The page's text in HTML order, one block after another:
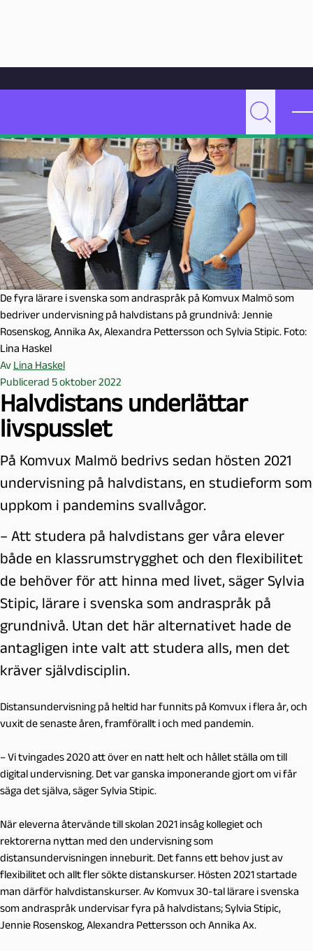
Hoppa till innehåll
e
a
g
o
g
M
a
l
m
ö
Sök
De fyra lärare i svenska som andraspråk på Komvux Malmö som
bedriver undervisning på halvdistans på grundnivå: Jennie
Rosenskog, Annika Ax, Alexandra Pettersson och Sylvia Stipic. Foto:
Lina Haskel
Av Lina Haskel
Publicerad 5 oktober 2022
Halvdistans underlättar
livspusslet
På Komvux Malmö bedrivs sedan hösten 2021
undervisning på halvdistans, en studieform som
uppkom i pandemins svallvågor.
– Att studera på halvdistans ger våra elever
både en klassrumstrygghet och den flexibilitet
de behöver för att hinna med livet, säger Sylvia
Stipic, lärare i svenska som andraspråk på
grundnivå. Utan det här alternativet hade de
antagligen inte valt att studera alls, men det
kräver självdisciplin.
Distansundervisning på heltid har funnits på Komvux i flera år, och
vuxit de senaste åren, framförallt i och med pandemin.
–Vi tvingades 2020 att över en natt helt och hållet ställa om till
digital undervisning. Det var ganska imponerande gjort om vi får
säga det själva, säger Sylvia Stipic.
När eleverna återvände till skolan 2021 insåg kollegiet och
rektorerna nyttan med den undervisning som
distansundervisningen inneburit. Det fanns ett behov just av
flexibilitet och allt fler sökte distanskurser. Hösten 2021 startade
man därför halvdistanskurser. Av Komvux 30-tal lärare i svenska
som andraspråk undervisar fyra på halvdistans; Sylvia Stipic,
Jennie Rosenskog, Alexandra Pettersson och Annika Ax.